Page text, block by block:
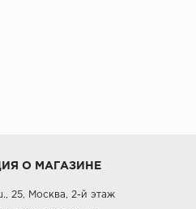
О МАГАЗИНЕ
25, Москва, 2-й этаж